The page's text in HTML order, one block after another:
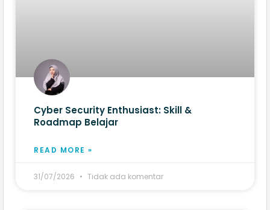
Cyber Security Enthusiast: Skill &
Roadmap Belajar
READ MORE »
31/07/2026 Tidak ada komentar